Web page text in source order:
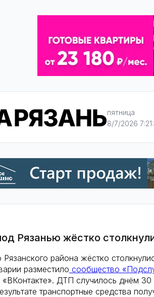
пятница
8/7/2026
Рязанью жёстко
района жёстко
разместило сообщество
«ВКонтакте». ДТП случилось днём
транспортные средства